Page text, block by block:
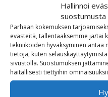
Hallinnoi
suostumusta
Parhaan kokemuksen
evästeitä, tallentaaksemme ja/tai
tekniikoiden hyväksyminen antaa
tietoja, kuten
sivustolla. Suostumuksen
haitallisesti tiettyihin